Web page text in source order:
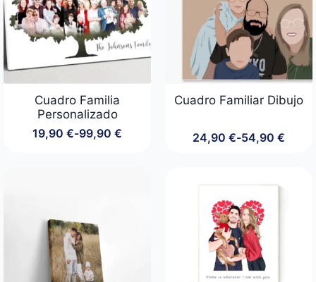
Cuadro Familia
Personalizado
19,90 €-99,90 €
Rango
99,90 €
Cuadro Familiar Dibujo
24,90 €-54,90 €
Rango
desde
24,90 €
hasta
54,90 €